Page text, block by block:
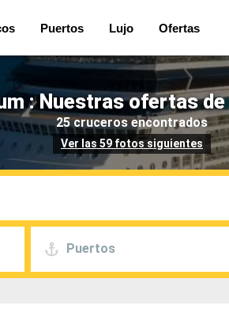
Puertos Lujo Ofertas
: Nuestras ofertas
25 cruceros encontrados
Ver las 59 fotos siguientes
Puertos